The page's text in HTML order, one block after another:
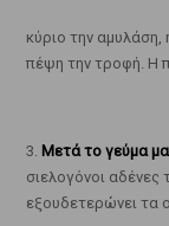
κύριο την αμυλάση,
πέψη την τροφή. Η
3. Μετά το γεύμα
σιελογόνοι
εξουδετερώνει τα